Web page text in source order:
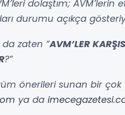
dolaştım;
durumu açıkça
da zaten “AVM’LER
?”
önerileri sunan bir çok
ya da